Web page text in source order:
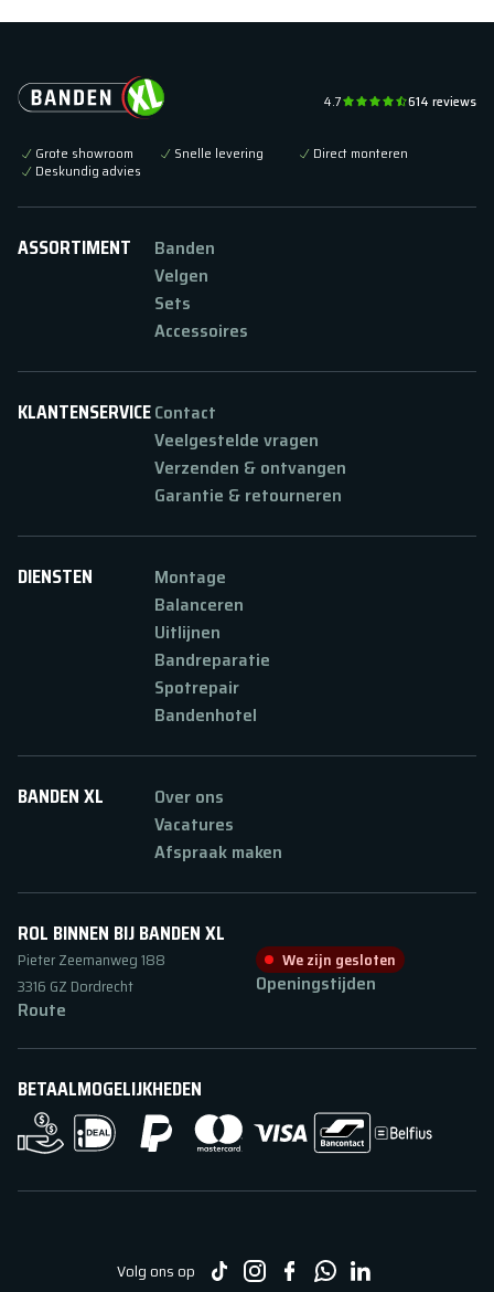
4.7 614 reviews
Grote showroom Snelle levering
Direct monteren
Deskundig advies
ASSORTIMENT
Banden
Velgen
Sets
Accessoires
KLANTENSERVICEContact
Veelgestelde vragen
Verzenden & ontvangen
Garantie & retourneren
DIENSTEN
Montage
Balanceren
Uitlijnen
Bandreparatie
Spotrepair
Bandenhotel
BANDEN XL
Over ons
Vacatures
Afspraak maken
ROL BINNEN BIJ BANDEN XL
Pieter Zeemanweg188
3316 GZ Dordrecht
Route
We zijn gesloten
Openingstijden
BETAALMOGELIJKHEDEN
Volg ons op